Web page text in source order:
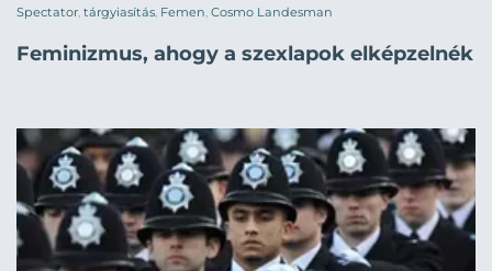
Spectator tárgyiasítás Femen Cosmo Landesman
Feminizmus, ahogy a szexlapok elképzelnék